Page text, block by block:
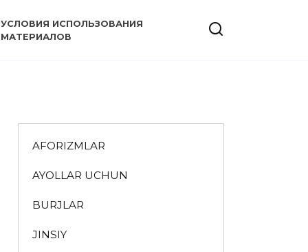
УСЛОВИЯ ИСПОЛЬЗОВАНИЯ
МАТЕРИАЛОВ
AFORIZMLAR
AYOLLAR UCHUN
BURJLAR
JINSIY